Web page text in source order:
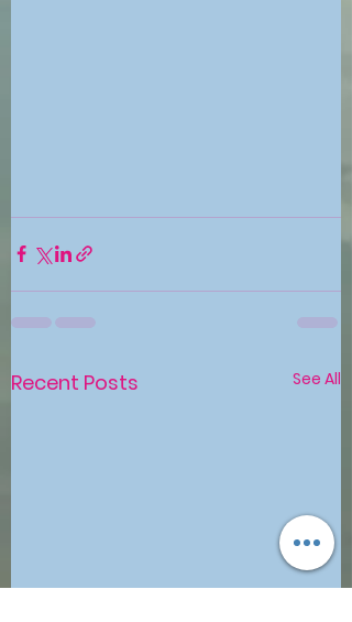
Recent Posts See All